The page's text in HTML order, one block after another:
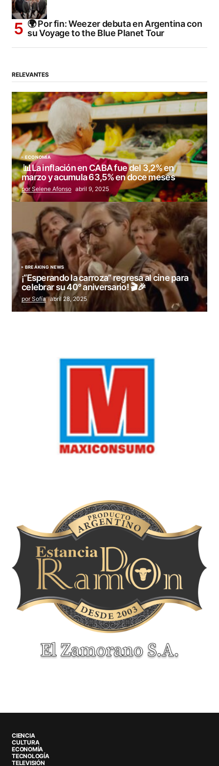
🌍 Por fin: Weezer debuta en Argentina con
su Voyage to the Blue Planet Tour
RELEVANTES
ECONOMÍA
📊La inflación en CABA fue del 3,2% en
marzo y acumula 63,5% en doce meses
por Selene Afonso abril 9, 2025
BREAKING NEWS
¡“Esperando la carroza” regresa al cine para
celebrar su 40° aniversario! 🎬🎉
por Sofía abril 28, 2025
CIENCIA
CULTURA
ECONOMÍA
TECNOLOGÍA
TELEVISIÓN